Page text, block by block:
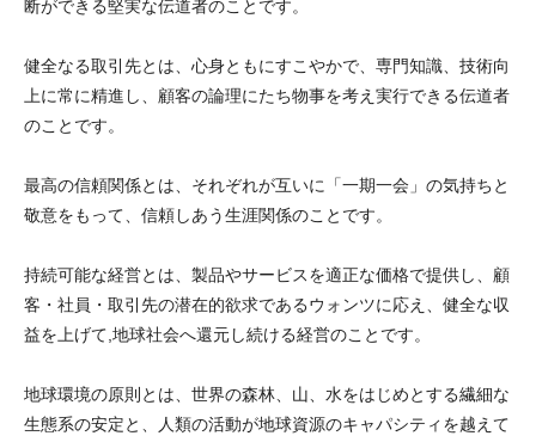
断ができる堅実な伝道者のことです。
健全なる取引先とは、心身ともにすこやかで、専門知識、技術向
上に常に精進し、顧客の論理にたち物事を考え実行できる伝道者
のことです。
最高の信頼関係とは、それぞれが互いに「一期一会」の気持ちと
敬意をもって、信頼しあう生涯関係のことです。
持続可能な経営とは、製品やサービスを適正な価格で提供し、顧
客・社員・取引先の潜在的欲求であるウォンツに応え、健全な収
益を上げて,地球社会へ還元し続ける経営のことです。
地球環境の原則とは、世界の森林、山、水をはじめとする繊細な
生態系の安定と、人類の活動が地球資源のキャパシティを越えて